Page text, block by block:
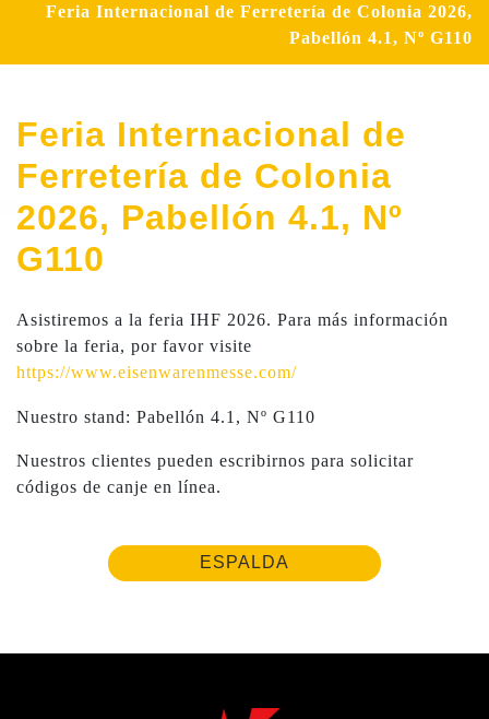
Feria Internacional de Ferretería de Colonia 2026,
Pabellón 4.1, Nº G110
Feria Internacional de
Ferretería de Colonia
2026, Pabellón 4.1, Nº
G110
Asistiremos a la feria IHF 2026. Para más información
sobre la feria, por favor visite
https://www.eisenwarenmesse.com/
Nuestro stand: Pabellón 4.1, Nº G110
Nuestros clientes pueden escribirnos para solicitar
códigos de canje en línea.
ESPALDA